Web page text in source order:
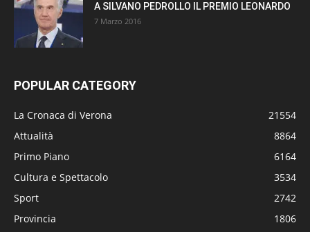
A SILVANO PEDROLLO IL PREMIO LEONARDO
7 Marzo 2016
POPULAR CATEGORY
La Cronaca di Verona
21554
Attualità
8864
Primo Piano
6164
Cultura e Spettacolo
3534
Sport
2742
Provincia
1806